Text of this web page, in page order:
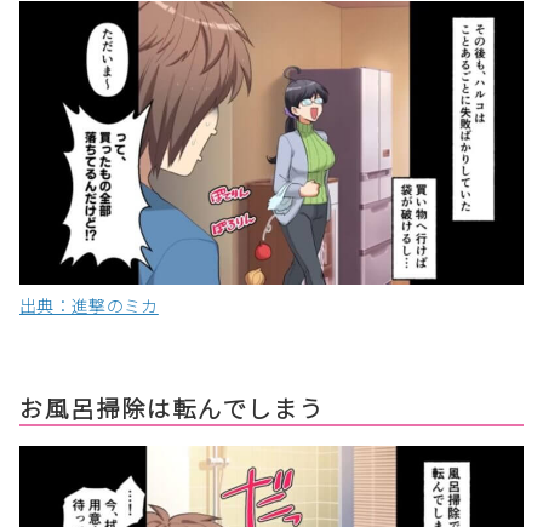
出典：進撃のミカ
お風呂掃除は転んでしまう